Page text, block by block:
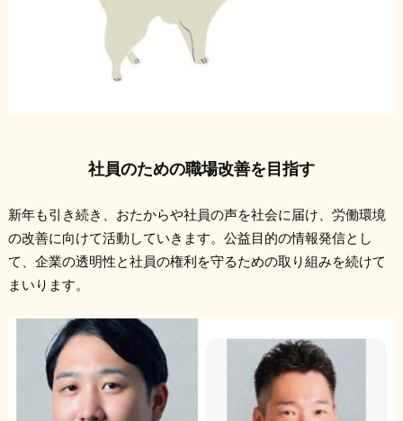
社員のための職場改善を目指す
新年も引き続き、おたからや社員の声を社会に届け、労働環境
の改善に向けて活動していきます。公益目的の情報発信とし
て、企業の透明性と社員の権利を守るための取り組みを続けて
まいります。